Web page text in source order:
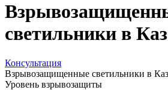
светильники в
Консультация
Взрывозащищенные светильники в
Уровень взрывозащиты